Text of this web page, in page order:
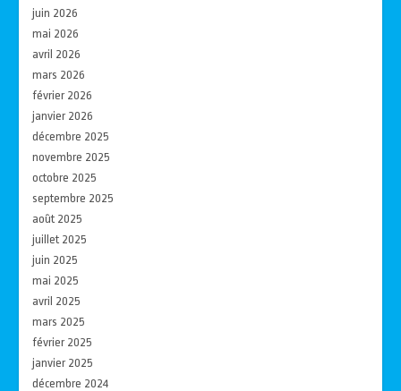
juin 2026
mai 2026
avril 2026
mars 2026
février 2026
janvier 2026
décembre 2025
novembre 2025
octobre 2025
septembre 2025
août 2025
juillet 2025
juin 2025
mai 2025
avril 2025
mars 2025
février 2025
janvier 2025
décembre 2024